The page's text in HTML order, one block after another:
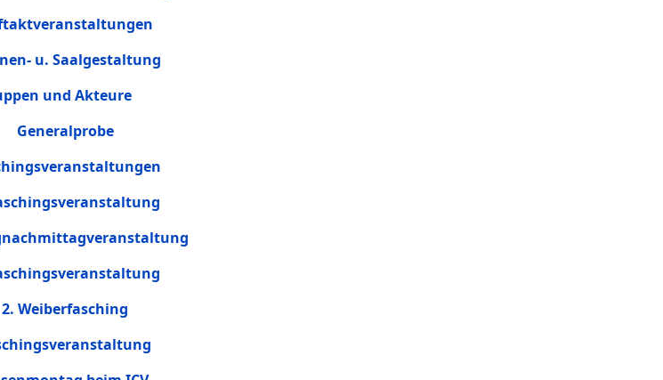
u. Saalgestaltung
und Akteure
Generalprobe
2. Weiberfasching